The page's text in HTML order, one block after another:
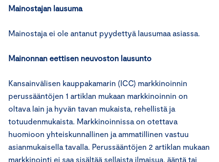
Mainostajan lausuma
Mainostaja ei ole antanut pyydettyä lausumaa asiassa.
Mainonnan eettisen neuvoston lausunto
Kansainvälisen kauppakamarin (ICC) markkinoinnin
perussääntöjen 1 artiklan mukaan markkinoinnin on
oltava lain ja hyvän tavan mukaista, rehellistä ja
totuudenmukaista. Markkinoinnissa on otettava
huomioon yhteiskunnallinen ja ammatillinen vastuu
asianmukaisella tavalla. Perussääntöjen 2 artiklan mukaan
markkinointi ei saa sisältää sellaista ilmaisua, ääntä tai